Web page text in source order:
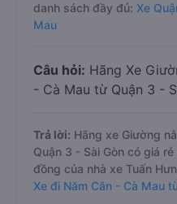
danh sách đầy đủ: Xe
Mau
Câu hỏi: Hãng Xe
- Cà Mau từ Quận 3 -
Trả lời: Hãng xe Giường
Quận 3 - Sài Gòn có giá
đồng của nhà xe Tuấn
Xe đi Năm Căn - Cà Mau